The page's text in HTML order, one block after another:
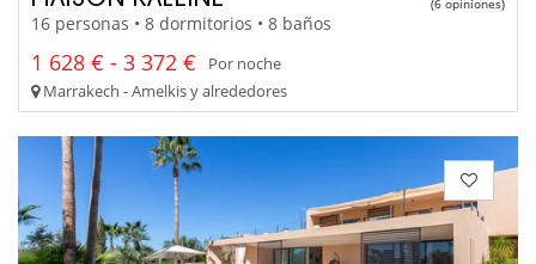
16 personas • 8 dormitorios • 8 baños
1 628 € - 3 372 €
Por noche
Marrakech - Amelkis y alrededores